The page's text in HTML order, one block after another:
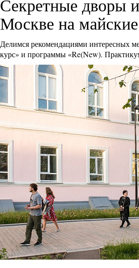
Секретные дворы
Москве на майские
Делимся рекомендациями интересных
курс» и программы «Re(New).